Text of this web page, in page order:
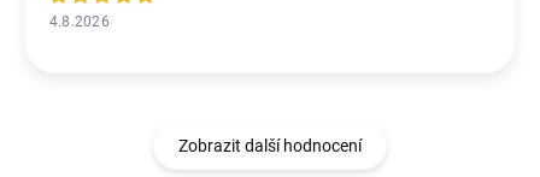
4.8.2026
Zobrazit další hodnocení